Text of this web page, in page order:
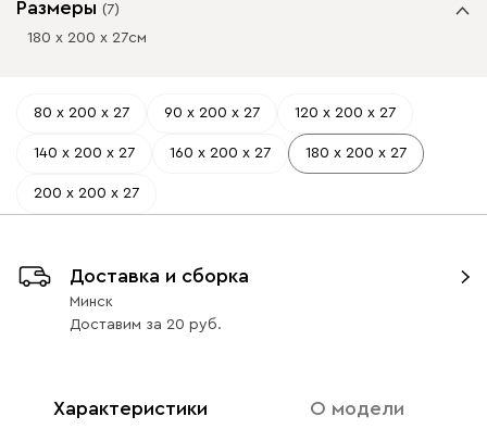
Размеры (7)
180 х 200 х 27см
80 х 200 х 27 90 х 200 х 27 120 х 200 х 27
140 х 200 х 27 160 х 200 х 27 180 х 200 х 27
200 х 200 х 27
Доставка и сборка
Минск
Доставим за 20
Характеристики О модели